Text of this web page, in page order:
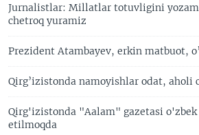
Jurnalistlar: Millatlar totuvligini
chetroq yuramiz
Prezident Atambayev, erkin matbuot,
Qirg’izistonda namoyishlar odat, aholi
Qirg'izistonda "Aalam" gazetasi
etilmoqda